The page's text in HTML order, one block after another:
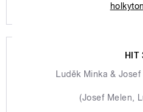
HIT
Luděk Minka &
(Josef Melen,